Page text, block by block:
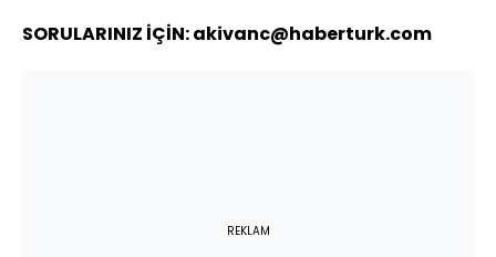
SORULARINIZ İÇİN: akivanc@haberturk.com
REKLAM